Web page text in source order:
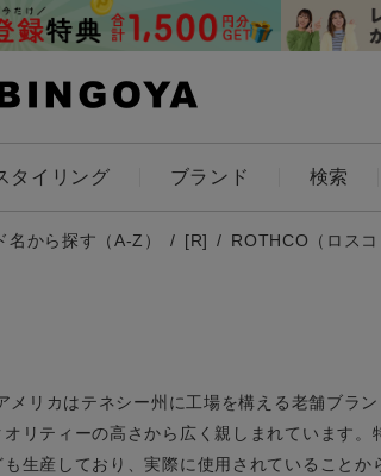
タイリング ブランド 検索
カラー
価格
名から探す（A-Z） [R] ROTHCO（ロスコ
メリカはテネシー州に工場を構える老舗ブラ
リティーの高さから広く親しまれています
も生産しており、実際に使用されていること